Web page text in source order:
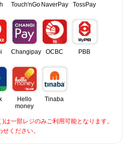
Touch'nGo NaverPay TossPay
Changipay OCBC PBB
Hello
money
Tinaba
一部レジのみご利用可能となります。
ください。